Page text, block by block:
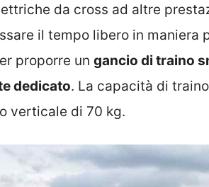
da cross ad altre
il tempo libero in maniera
proporre un gancio di traino
dedicato. La capacità di
verticale di 70 kg.